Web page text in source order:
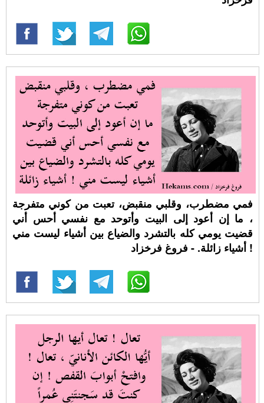
فمي مضطرب، وقلبي منقبض، تعبت من كوني متفرجة
، ما إن أعود إلى البيت وأتوحد مع نفسي أحس أني
قضيت يومي كله بالتشرد والضياع بين أشياء ليست مني
! أشياء زائلة. - فروغ فرخزاد